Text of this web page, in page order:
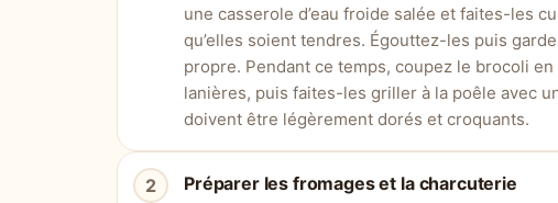
une casserole d’eau froide salée et faites-les
qu’elles soient tendres. Égouttez-les puis
propre. Pendant ce temps, coupez le brocoli
lanières, puis faites-les griller à la poêle avec
doivent être légèrement dorés et croquants.
Préparer les fromages et la charcuterie